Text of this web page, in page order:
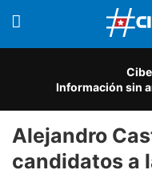
Información sin
Alejandro
candidatos a